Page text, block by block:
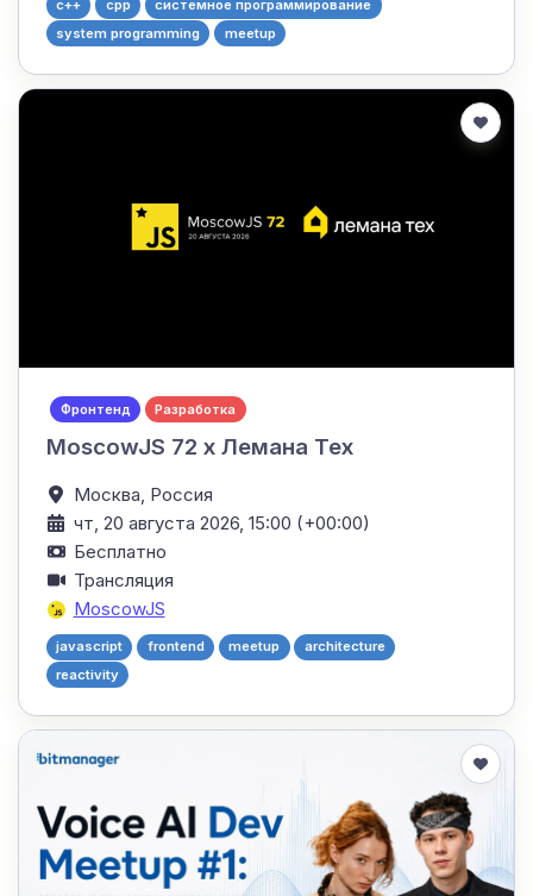
c++ cpp
системное программирование
system programming
meetup
Фронтенд Разработка
MoscowJS 72 x Лемана Тех
Москва, Россия
чт, 20 августа 2026, 15:00 (+00:00)
Бесплатно
Трансляция
MoscowJS
javascript frontend meetup
architecture
reactivity